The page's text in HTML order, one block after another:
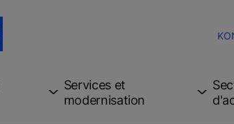
Services et
modernisation